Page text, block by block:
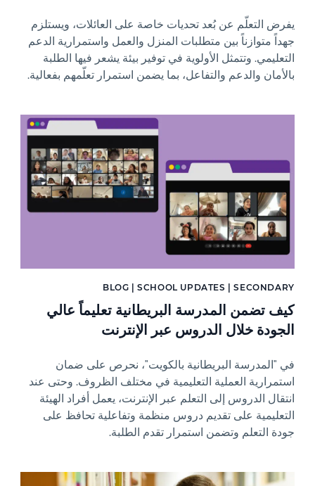
يفرض التعلّم عن بُعد تحديات خاصة على العائلات، ويستلزم
جهداً متوازناً بين متطلبات المنزل والعمل واستمرارية الدعم
التعليمي. وتتمثل الأولوية في توفير بيئة يشعر فيها الطلبة
بالأمان والدعم والتفاعل، بما يضمن استمرار تعلّمهم بفعالية.
BLOG | SCHOOL UPDATES | SECONDARY
كيف تضمن المدرسة البريطانية تعليماً عالي
الجودة خلال الدروس عبر الإنترنت
في "المدرسة البريطانية بالكويت"، نحرص على ضمان
استمرارية العملية التعليمية في مختلف الظروف. وحتى عند
انتقال الدروس إلى التعلم عبر الإنترنت، يعمل أفراد الهيئة
التعليمية على تقديم دروس منظمة وتفاعلية تحافظ على
جودة التعلم وتضمن استمرار تقدم الطلبة.
News image